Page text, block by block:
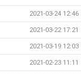
2021-03-24 12:46
2021-03-22 17:21
2021-03-19 12:03
2021-02-23 11:11